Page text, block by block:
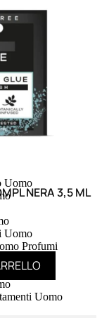
Uomo
Uomo
Profumi
Uomo
NERA 3,5 ML